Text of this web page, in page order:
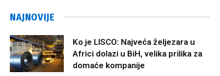
NAJNOVIJE
Ko je LISCO: Najveća željezara u
Africi dolazi u BiH, velika prilika za
domaće kompanije